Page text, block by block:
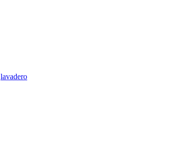
lavadero